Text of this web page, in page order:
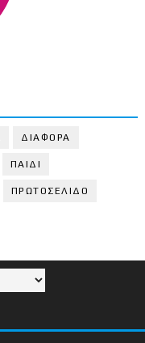
ΔΙΑΦΟΡΑ
ΠΑΙΔΙ
ΠΡΩΤΟΣΕΛΙΔΟ